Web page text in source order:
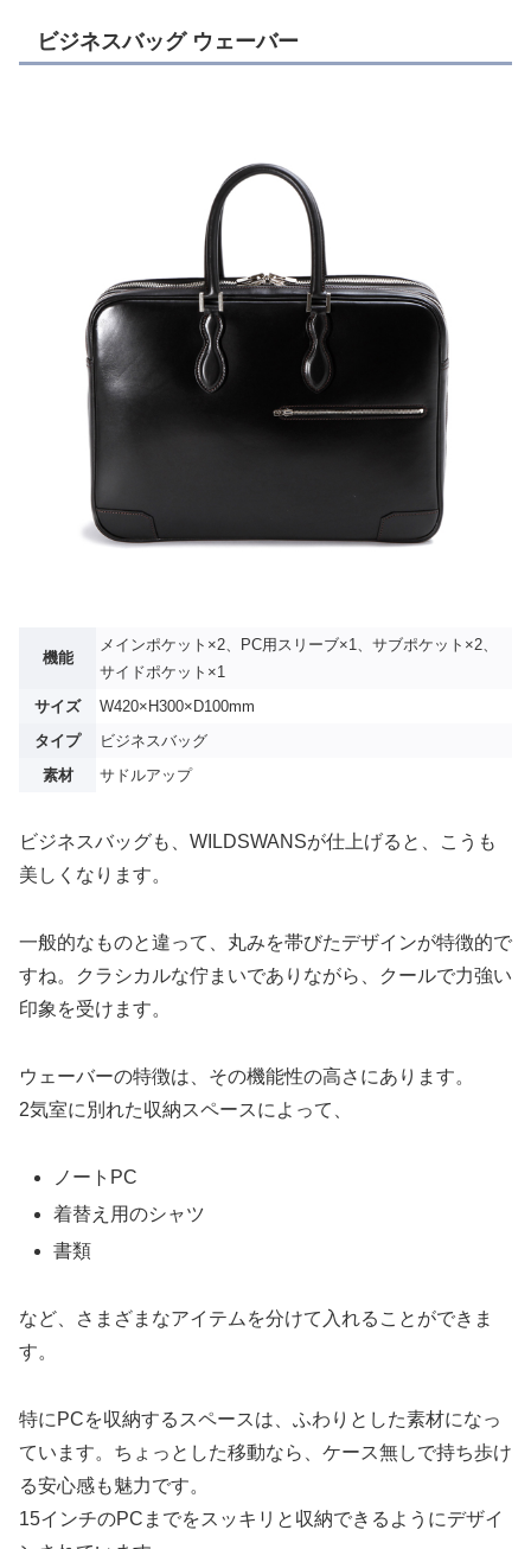
ビジネスバッグ ウェーバー
機能
メインポケット×2、PC用スリーブ×1、サブポケット×2、
サイドポケット×1
サイズ
W420×H300×D100mm
タイプ
ビジネスバッグ
素材
サドルアップ
ビジネスバッグも、WILDSWANSが仕上げると、こうも
美しくなります。
一般的なものと違って、丸みを帯びたデザインが特徴的で
すね。クラシカルな佇まいでありながら、クールで力強い
印象を受けます。
ウェーバーの特徴は、その機能性の高さにあります。
2気室に別れた収納スペースによって、
ノート PC
着替え用のシャツ
書類
など、さまざまなアイテムを分けて入れることができま
す。
特にPCを収納するスペースは、ふわりとした素材になっ
ています。ちょっとした移動なら、ケース無しで持ち歩け
る安心感も魅力です。
15インチのPCまでをスッキリと収納できるようにデザイ